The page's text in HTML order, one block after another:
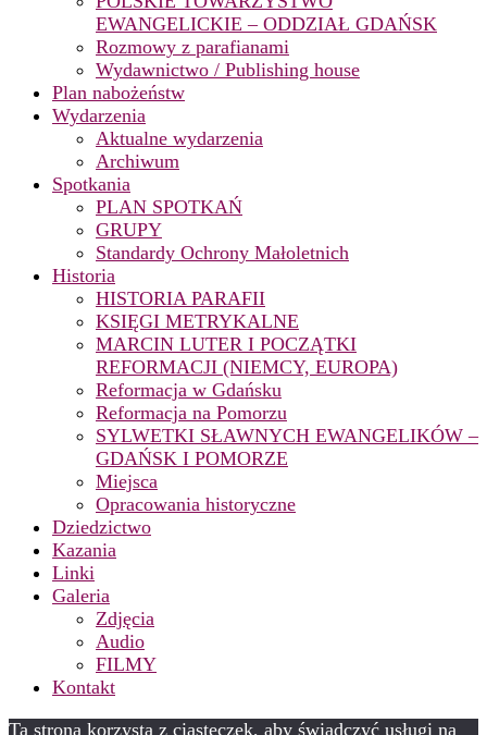
EWANGELICKIE – ODDZIAŁ GDAŃSK
Rozmowy z parafianami
Wydawnictwo / Publishing house
Plan nabożeństw
Wydarzenia
Aktualne wydarzenia
Archiwum
Spotkania
PLAN SPOTKAŃ
GRUPY
Standardy Ochrony Małoletnich
Historia
HISTORIA PARAFII
KSIĘGI METRYKALNE
MARCIN LUTER I POCZĄTKI
REFORMACJI (NIEMCY, EUROPA)
Reformacja w Gdańsku
Reformacja na Pomorzu
SYLWETKI SŁAWNYCH EWANGELIKÓW –
GDAŃSK I POMORZE
Miejsca
Opracowania historyczne
Dziedzictwo
Kazania
Linki
Galeria
Zdjęcia
Audio
FILMY
Kontakt
Ta strona korzysta z ciasteczek, aby świadczyć usługi na